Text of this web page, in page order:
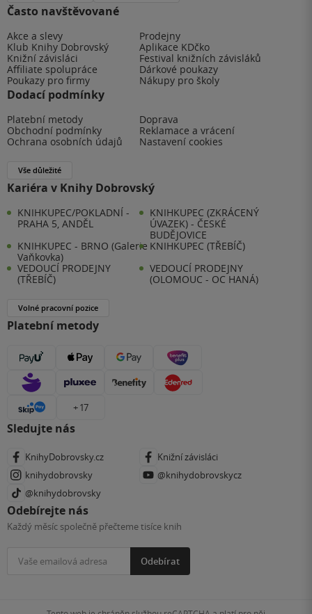
Často navštěvované
Akce a slevy
Prodejny
Klub Knihy Dobrovský
Aplikace KDčko
Knižní závisláci
Festival knižních závisláků
Affiliate spolupráce
Dárkové poukazy
Poukazy pro firmy
Nákupy pro školy
Dodací podmínky
Platební metody
Doprava
Obchodní podmínky
Reklamace a vrácení
Ochrana osobních údajů
Nastavení cookies
Vše důležité
Kariéra v Knihy Dobrovský
KNIHKUPEC/POKLADNÍ -
PRAHA 5, ANDĚL
KNIHKUPEC (ZKRÁCENÝ
ÚVAZEK) - ČESKÉ
BUDĚJOVICE
KNIHKUPEC - BRNO (Galerie
Vaňkovka)
KNIHKUPEC (TŘEBÍČ)
VEDOUCÍ PRODEJNY
(TŘEBÍČ)
VEDOUCÍ PRODEJNY
(OLOMOUC - OC HANÁ)
Volné pracovní pozice
Platební metody
+ 17
Sledujte nás
KnihyDobrovsky.cz
Knižní závisláci
knihydobrovsky
@knihydobrovskycz
@knihydobrovsky
Odebírejte nás
Každý měsíc společně přečteme tisíce knih
Odebírat